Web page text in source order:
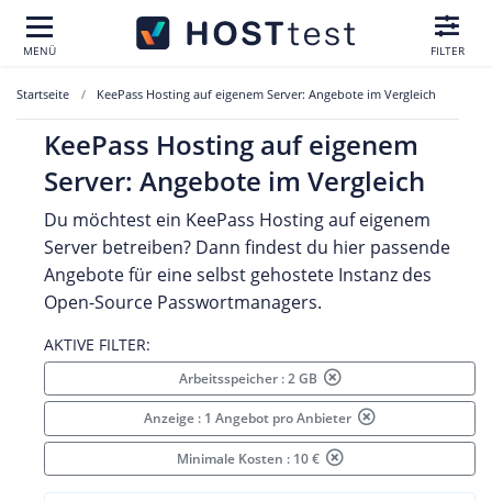
MENÜ FILTER
Startseite KeePass Hosting auf eigenem Server: Angebote im Vergleich
KeePass Hosting auf eigenem
Server: Angebote im Vergleich
Du möchtest ein KeePass Hosting auf eigenem
Server betreiben? Dann findest du hier passende
Angebote für eine selbst gehostete Instanz des
Open-Source Passwortmanagers.
AKTIVE FILTER:
Arbeitsspeicher : 2 GB
Anzeige : 1 Angebot pro Anbieter
Minimale Kosten : 10 €